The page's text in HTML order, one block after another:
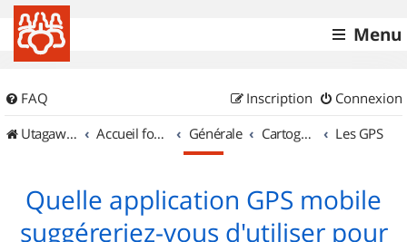
Menu
FAQ Connexion
Inscription
UtagawaVTT (Randos VTT et VTTAE avec traces GPS)
Accueil forum Générale Cartographie et GPS Les GPS
Quelle application GPS mobile
suggéreriez-vous d'utiliser pour